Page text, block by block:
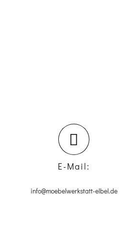
E-Mail:
info@moebelwerkstatt-elbel.de